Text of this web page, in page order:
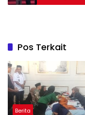
Pos Terkait
Berita